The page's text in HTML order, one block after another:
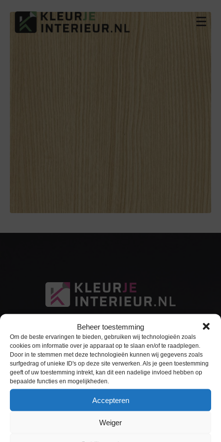
Beheer toestemming
Om de beste ervaringen te bieden, gebruiken wij technologieën zoals
cookies om informatie over je apparaat op te slaan en/of te raadplegen.
Door in te stemmen met deze technologieën kunnen wij gegevens zoals
surfgedrag of unieke ID's op deze site verwerken. Als je geen toestemming
geeft of uw toestemming intrekt, kan dit een nadelige invloed hebben op
bepaalde functies en mogelijkheden.
Accepteren
Weiger
Sitemap
Home
Interieurfolie